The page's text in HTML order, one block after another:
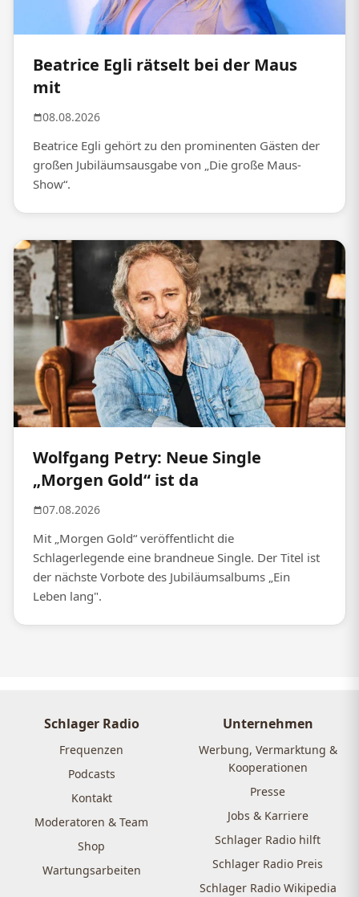
Beatrice Egli rätselt bei der Maus
mit
08.08.2026
Beatrice Egli gehört zu den prominenten Gästen der
großen Jubiläumsausgabe von „Die große Maus-
Show“.
Wolfgang Petry: Neue Single
„Morgen Gold“ ist da
07.08.2026
Mit „Morgen Gold“ veröffentlicht die
Schlagerlegende eine brandneue Single. Der Titel ist
der nächste Vorbote des Jubiläumsalbums „Ein
Leben lang".
Schlager Radio
Frequenzen
Podcasts
Kontakt
Moderatoren & Team
Shop
Wartungsarbeiten
Unternehmen
Werbung, Vermarktung &
Kooperationen
Presse
Jobs & Karriere
Schlager Radio hilft
Schlager Radio Preis
Schlager Radio Wikipedia